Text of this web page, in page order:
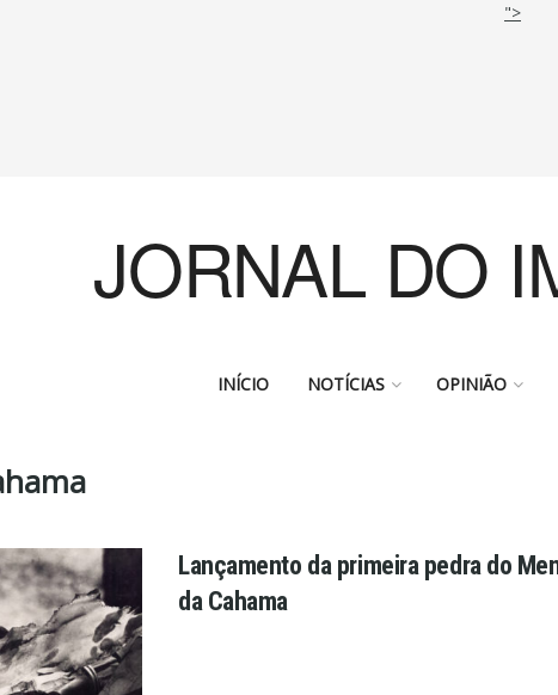
">
JORNAL DO
INÍCIO NOTÍCIAS OPINIÃO
Lançamento da primeira pedra do
da Cahama